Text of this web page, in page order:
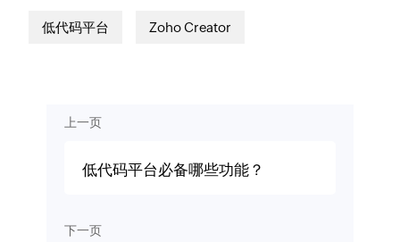
低代码平台 Zoho Creator
上一页
低代码平台必备哪些功能？
下一页